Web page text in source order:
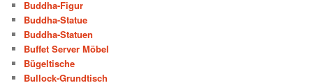
Buddha-Figur
Buddha-Statue
Buddha-Statuen
Buffet Server Möbel
Bügeltische
Bullock-Grundtisch